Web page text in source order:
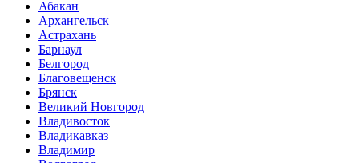
Абакан
Архангельск
Астрахань
Барнаул
Белгород
Благовещенск
Брянск
Великий Новгород
Владивосток
Владикавказ
Владимир